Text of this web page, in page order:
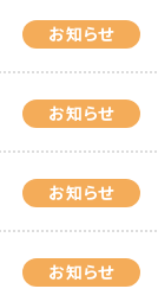
お知らせ
お知らせ
お知らせ
お知らせ